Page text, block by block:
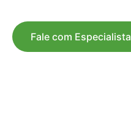
Fale com Especialista